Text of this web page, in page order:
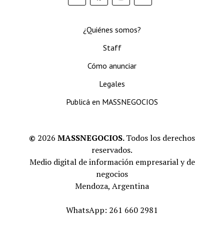
¿Quiénes somos?
Staff
Cómo anunciar
Legales
Publicá en MASSNEGOCIOS
© 2026 MASSNEGOCIOS.Todos los derechos
reservados.
Medio digital de información empresarial y de
negocios
Mendoza, Argentina
WhatsApp: 261 660 2981